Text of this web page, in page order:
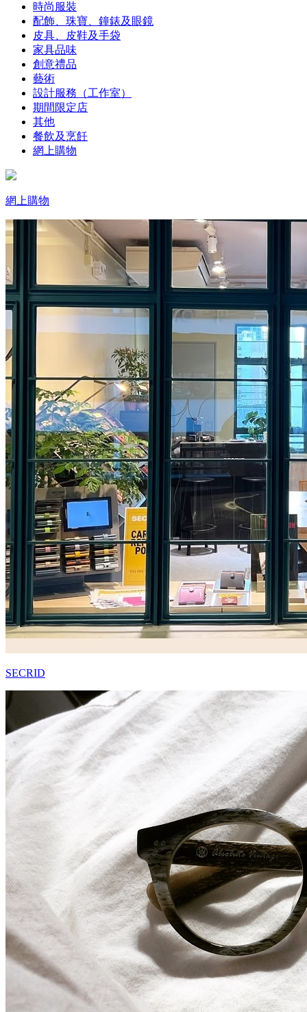
時尚服裝
配飾、珠寶、鐘錶及眼鏡
皮具、皮鞋及手袋
家具品味
創意禮品
藝術
設計服務（工作室）
期間限定店
其他
餐飲及烹飪
網上購物
網上購物
SECRID